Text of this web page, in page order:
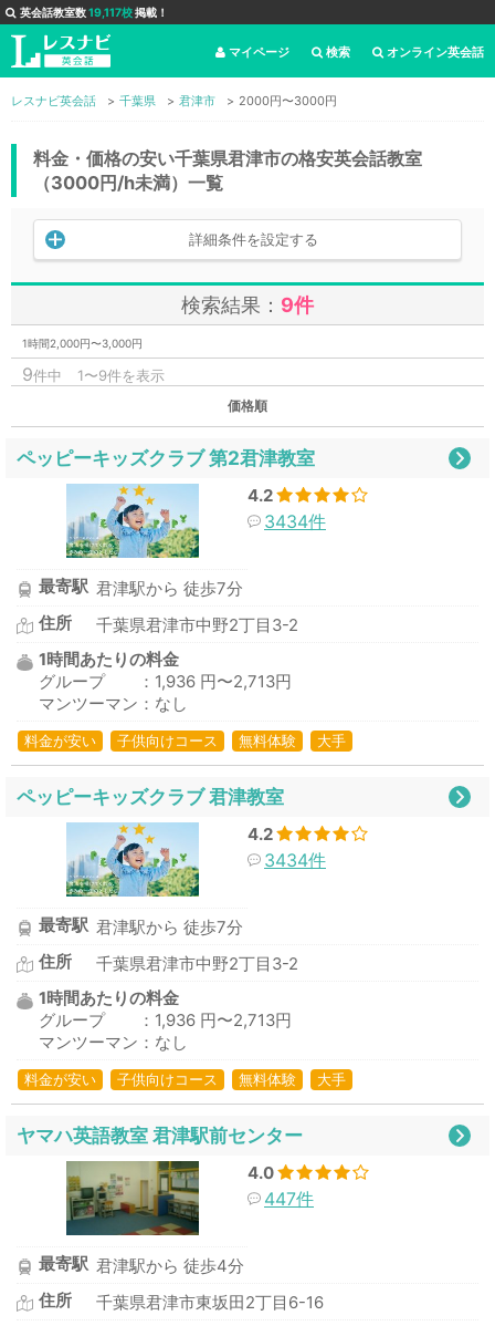
英会話教室数19,117校掲載！
オンライン英会話
検索
マイページ
レスナビ英会話 千葉県 君津市 2000円〜3000円
料金・価格の安い千葉県君津市の格安英会話教室
（3000円/h未満）一覧
詳細条件を設定する
検索結果： 9件
1時間2,000円〜3,000円
9件中 1〜9件を表示
価格順
ペッピーキッズクラブ 第2君津教室
4.2
3434件
最寄駅 君津駅から 徒歩7分
住所
千葉県君津市中野2丁目3-2
1時間あたりの料金
グループ ：1,936 円〜2,713円
マンツーマン：なし
料金が安い 子供向けコース 無料体験 大手
ペッピーキッズクラブ 君津教室
4.2
3434件
最寄駅 君津駅から 徒歩7分
住所
千葉県君津市中野2丁目3-2
1時間あたりの料金
グループ ：1,936 円〜2,713円
マンツーマン：なし
料金が安い 子供向けコース 無料体験 大手
ヤマハ英語教室 君津駅前センター
4.0
447件
最寄駅 君津駅から 徒歩4分
住所
千葉県君津市東坂田2丁目6-16